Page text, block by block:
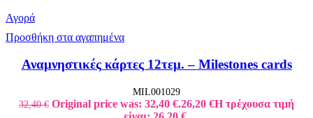
Αγορά
Προσθήκη στα αγαπημένα
Αναμνηστικές κάρτες 12τεμ. – Milestones cards
MIL001029
32,40€ Original price was: 32,40 €.26,20 €Η τρέχουσα τιμή